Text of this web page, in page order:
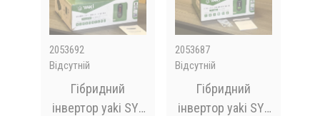
2053692
Відсутній
Гібридний
інвертор yaki SY-
2053687
Відсутній
Гібридний
інвертор yaki SY-